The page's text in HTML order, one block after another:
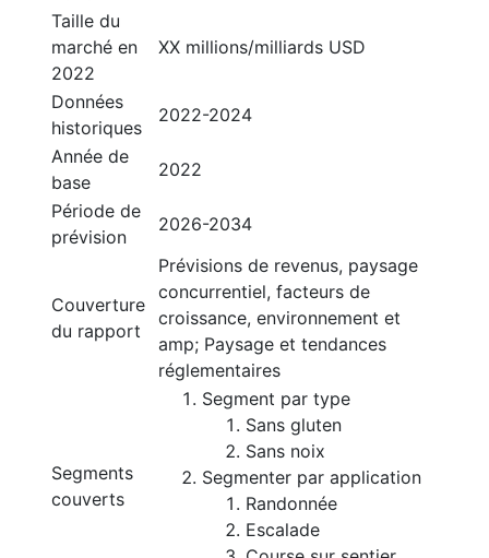
Taille du
marché en
2022
XX millions/milliards USD
Données
historiques
2022-2024
Année de
base
2022
Période de
prévision
2026-2034
Couverture
du rapport
Prévisions de revenus, paysage
concurrentiel, facteurs de
croissance, environnement et
amp; Paysage et tendances
réglementaires
Segments
couverts
Segment par type
Sans gluten
Sans noix
Segmenter par application
Randonnée
Escalade